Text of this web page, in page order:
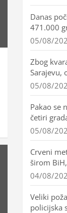
Danas
471.000
05/08/
Zbog
Sarajevu,
05/08/
Pakao se
četiri
05/08/
Crveni
širom
04/08/
Veliki
policijska